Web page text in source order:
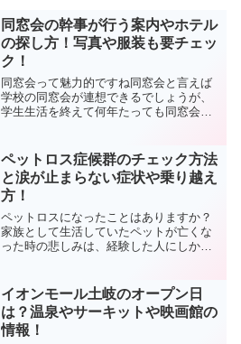
同窓会の幹事が行う案内やホテル
の探し方！写真や服装も要チェッ
ク！
同窓会って魅力的ですね同窓会と言えば
学校の同窓会が連想できるでしょうが、
学生生活を終えて何年たっても同窓会を
学校や高校などのクラスの集まりが主流
です。やはり青春時代の思...
ペットロス症候群のチェック方法
と涙が止まらない症状や乗り越え
方！
ペットロスになったことはありますか？
家族として生活していたペットが亡くな
った時の悲しみは、経験した人にしかわ
イオンモール土岐のオープン日
は？温泉やサーキットや映画館の
情報！